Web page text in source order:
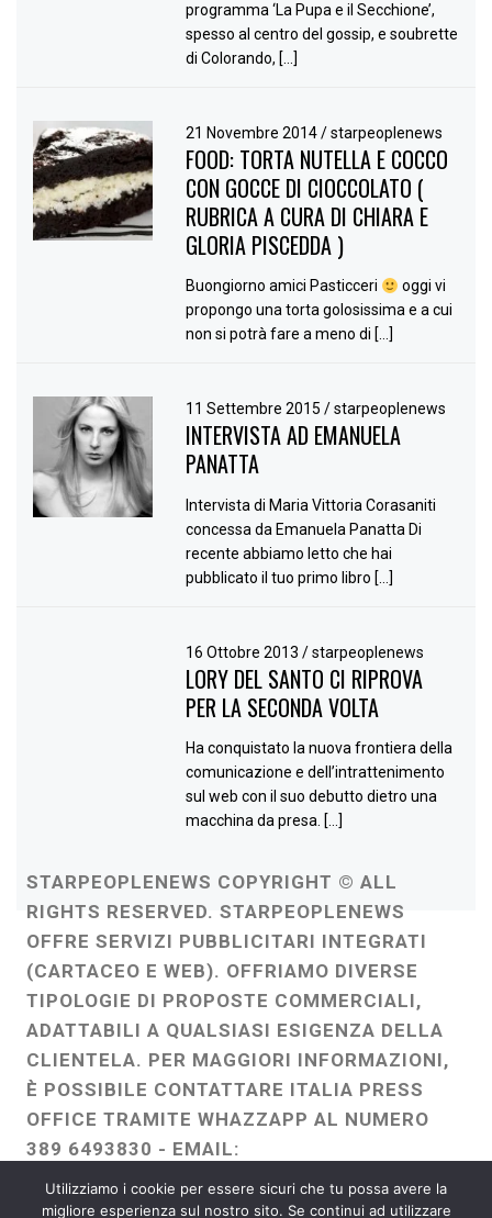
programma ‘La Pupa e il Secchione’,
spesso al centro del gossip, e soubrette
di Colorando, […]
21 Novembre 2014/ starpeoplenews
FOOD: TORTA NUTELLA E COCCO
CON GOCCE DI CIOCCOLATO (
RUBRICA A CURA DI CHIARA E
GLORIA PISCEDDA )
Buongiorno amici Pasticceri
oggi vi
propongo una torta golosissima e a cui
non si potrà fare a meno di […]
11 Settembre 2015/ starpeoplenews
INTERVISTA AD EMANUELA
PANATTA
Intervista di Maria Vittoria Corasaniti
concessa da Emanuela Panatta Di
recente abbiamo letto che hai
pubblicato il tuo primo libro […]
16 Ottobre 2013/ starpeoplenews
LORY DEL SANTO CI RIPROVA
PER LA SECONDA VOLTA
Ha conquistato la nuova frontiera della
comunicazione e dell’intrattenimento
sul web con il suo debutto dietro una
macchina da presa. […]
STARPEOPLENEWS COPYRIGHT © ALL
RIGHTS RESERVED. STARPEOPLENEWS
OFFRE SERVIZI PUBBLICITARI INTEGRATI
(CARTACEO E WEB). OFFRIAMO DIVERSE
TIPOLOGIE DI PROPOSTE COMMERCIALI,
ADATTABILI A QUALSIASI ESIGENZA DELLA
CLIENTELA. PER MAGGIORI INFORMAZIONI,
È POSSIBILE CONTATTARE ITALIA PRESS
OFFICE TRAMITE WHAZZAPP AL NUMERO
389 6493830 - EMAIL:
ITALIAPRESSOFFICE@GMAIL.COM
WEBMASTER :FRANCESCO GENTILE
Utilizziamo i cookie per essere sicuri che tu possa avere la
migliore esperienza sul nostro sito. Se continui ad utilizzare